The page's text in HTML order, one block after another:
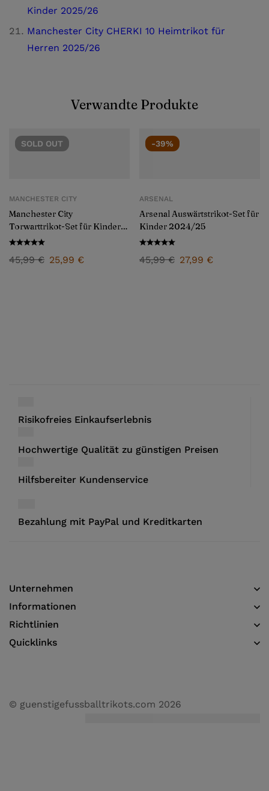
Kinder 2025/26
Manchester City CHERKI 10 Heimtrikot für
Herren 2025/26
Verwandte Produkte
SOLD OUT
MANCHESTER CITY
Manchester City
Torwarttrikot-Set für Kinder
2024/25
45,99€ 25,99 €
-39%
ARSENAL
Arsenal Auswärtstrikot-Set für
Kinder 2024/25
45,99€ 27,99 €
Risikofreies Einkaufserlebnis
Hochwertige Qualität zu günstigen Preisen
Hilfsbereiter Kundenservice
Bezahlung mit PayPal und Kreditkarten
Unternehmen
Informationen​
Richtlinien
Quicklinks
© guenstigefussballtrikots.com 2026